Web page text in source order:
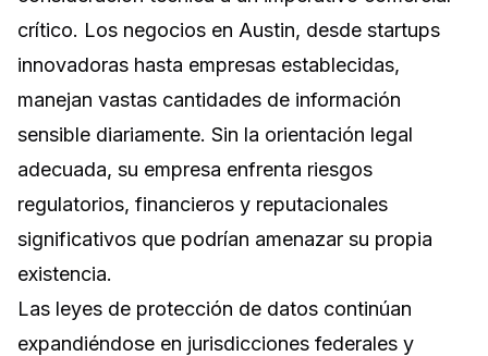
crítico. Los negocios en Austin, desde startups
innovadoras hasta empresas establecidas,
manejan vastas cantidades de información
sensible diariamente. Sin la orientación legal
adecuada, su empresa enfrenta riesgos
regulatorios, financieros y reputacionales
significativos que podrían amenazar su propia
existencia.
Las leyes de protección de datos continúan
expandiéndose en jurisdicciones federales y